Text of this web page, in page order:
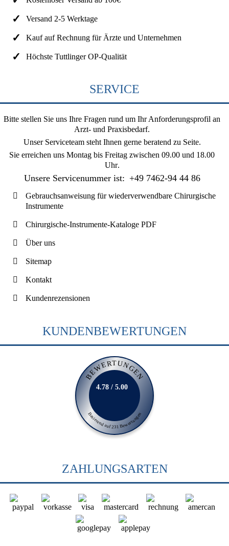
Versand 2-5 Werktage
Kauf auf Rechnung für Ärzte und Unternehmen
Höchste Tuttlinger OP-Qualität
SERVICE
Bitte stellen Sie uns Ihre Fragen rund um Ihr Anforderungsprofil an
Arzt- und Praxisbedarf.
Unser Serviceteam steht Ihnen gerne beratend zu Seite.
Sie erreichen uns Montag bis Freitag zwischen 09.00 und 18.00
Uhr.
Unsere Servicenummer ist: +49 7462-94 44 86
Gebrauchsanweisung für wiederverwendbare Chirurgische
Instrumente
Chirurgische-Instrumente-Kataloge PDF
Über uns
Sitemap
Kontakt
Kundenrezensionen
KUNDENBEWERTUNGEN
BEWERTUNGEN
Basierend auf 231 Bewertungen
4.78 / 5.00
ZAHLUNGSARTEN